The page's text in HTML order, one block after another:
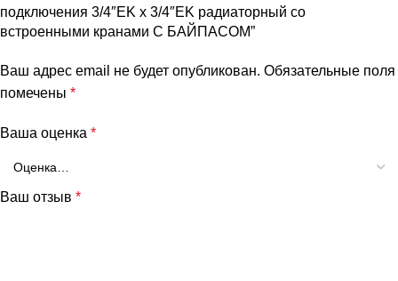
подключения 3/4″EK х 3/4″EK радиаторный со
встроенными кранами С БАЙПАСОМ”
Ваш адрес email не будет опубликован. Обязательные поля
помечены *
Ваша оценка *
Ваш отзыв *